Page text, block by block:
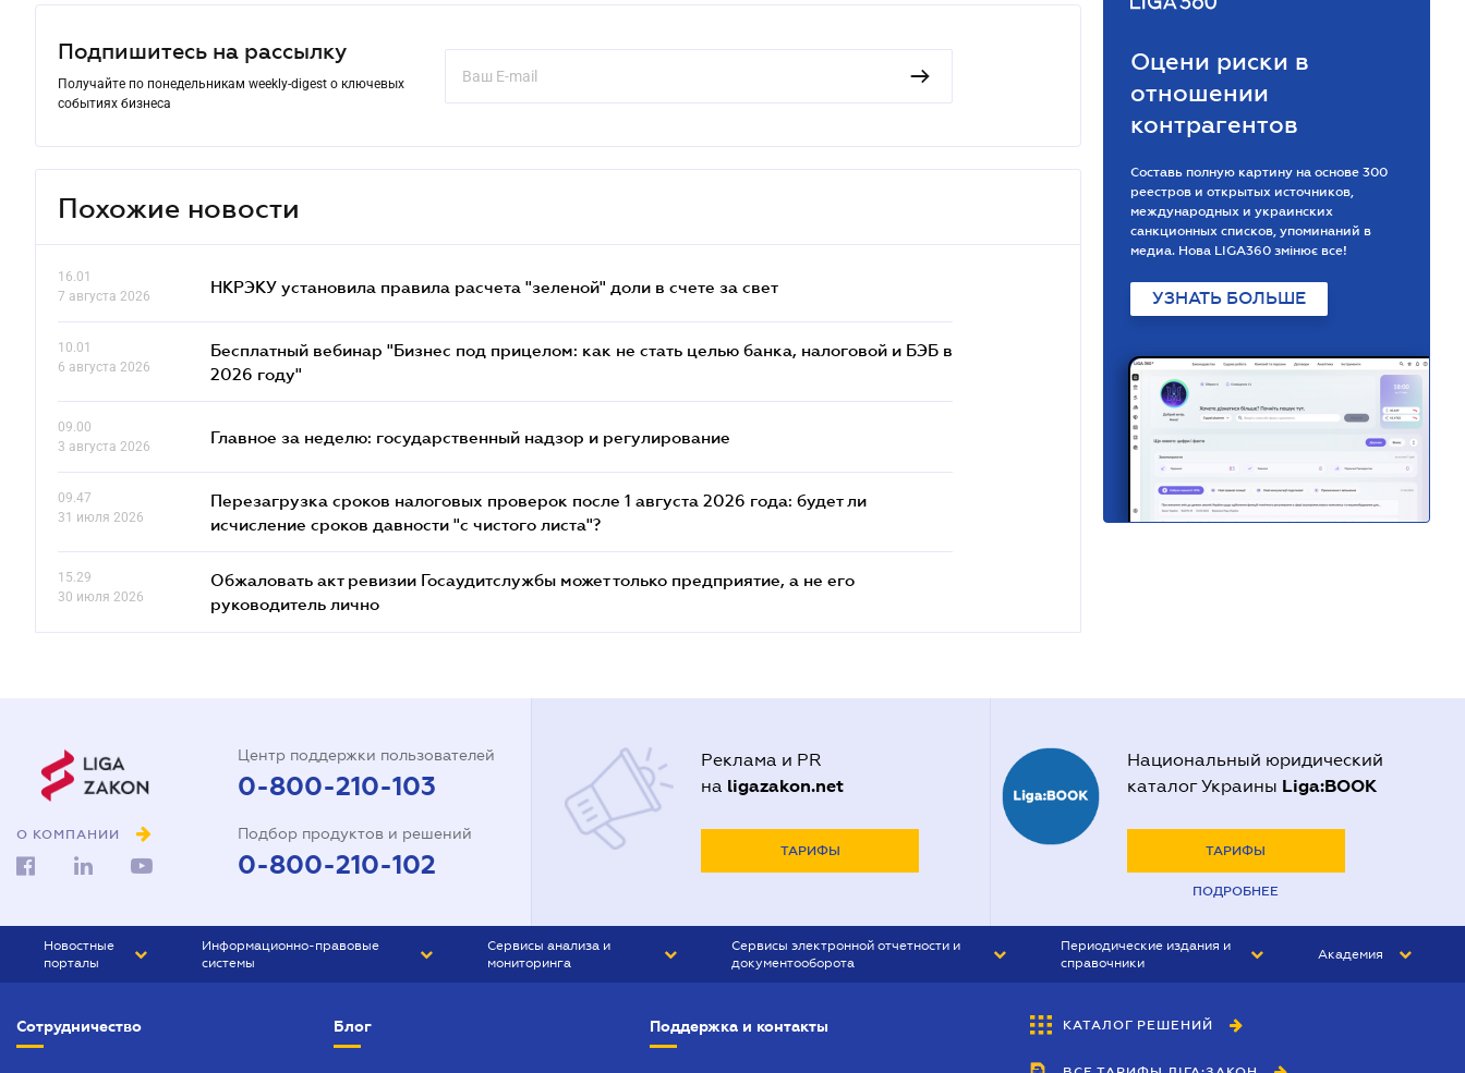
Подпишитесь на рассылку
Получайте по понедельникам weekly-digest о ключевых
событиях бизнеса
Похожие новости
16.01
7 августа 2026
НКРЭКУ установила правила расчета "зеленой" доли в счете за свет
10.01
6 августа 2026
Бесплатный вебинар "Бизнес под прицелом: как не стать целью банка, налоговой и БЭБ в
2026 году"
09.00
3 августа 2026
Главное за неделю: государственный надзор и регулирование
09.47
31 июля 2026
Перезагрузка сроков налоговых проверок после 1 августа 2026 года: будет ли
исчисление сроков давности "с чистого листа"?
15.29
30 июля 2026
Обжаловать акт ревизии Госаудитслужбы может только предприятие, а не его
руководитель лично
Оцени риски в
отношении
контрагентов
Составь полную картину на основе 300
реестров и открытых источников,
международных и украинских
санкционных списков, упоминаний в
медиа. Нова LIGA360 змінює все!
УЗНАТЬ БОЛЬШЕ
О КОМПАНИИ
Центр поддержки пользователей
0-800-210-103
Подбор продуктов и решений
0-800-210-102
Реклама и PR
на ligazakon.net
ТАРИФЫ
Национальный юридический
каталог Украины Liga:BOOK
ТАРИФЫ
ПОДРОБНЕЕ
Новостные
порталы
БИЗНЕС
Информационно-правовые
системы
Сервисы анализа и
мониторинга
Сервисы электронной отчетности и
документооборота
Периодические издания и
справочники
БУХГАЛТЕР&ЗАКОН
Академия
Сотрудничество Блог Поддержка и контакты КАТАЛОГ РЕШЕНИЙ